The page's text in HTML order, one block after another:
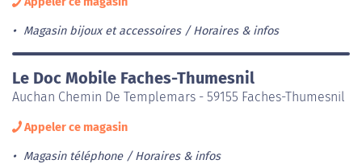
Magasin bijoux et accessoires Horaires & infos
Le Doc Mobile Faches-Thumesnil
Auchan Chemin De Templemars - 59155 Faches-Thumesnil
Appeler ce magasin
Magasin téléphone Horaires & infos